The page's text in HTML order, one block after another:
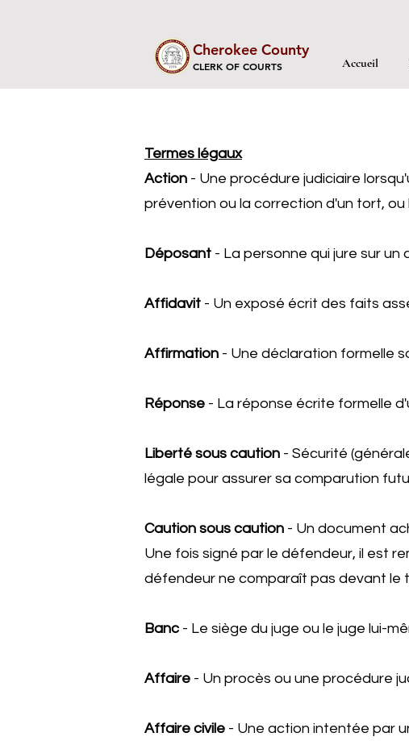
Cherokee County
CLERK OF COURTS Accueil
Termes légaux
Action - Une procédure judiciaire
prévention ou la correction d'un tort, ou
Déposant - La personne qui jure sur un
Affidavit - Un exposé écrit des faits
Affirmation - Une déclaration formelle
Réponse - La réponse écrite formelle
Liberté sous caution - Sécurité
légale pour assurer sa comparution
Caution sous caution - Un document
Une fois signé par le défendeur, il est
défendeur ne comparaît pas devant le
Banc- Le siège du juge ou le juge lui-
Affaire - Un procès ou une procédure
Affaire civile - Une action intentée par